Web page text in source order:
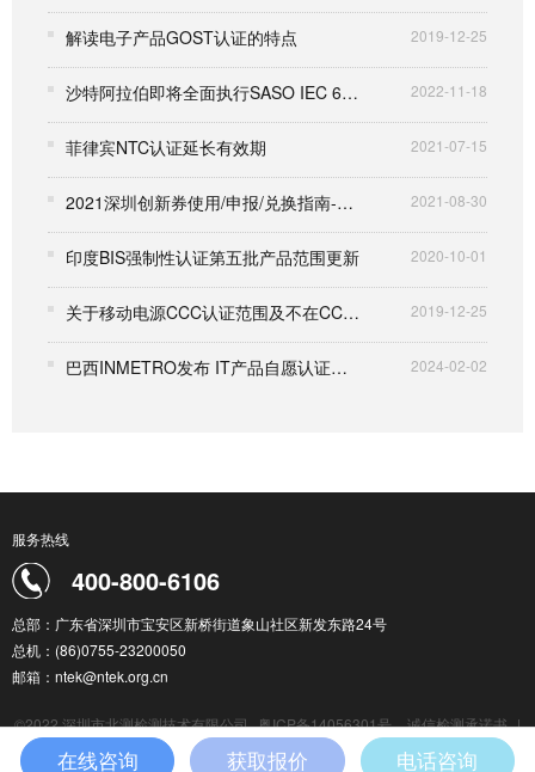
解读电子产品GOST认证的特点 2019-12-25
沙特阿拉伯即将全面执行SASO IEC 62368-1:2020标准 2022-11-18
菲律宾NTC认证延长有效期 2021-07-15
2021深圳创新券使用/申报/兑换指南-深圳科创委指定刷券机构 2021-08-30
印度BIS强制性认证第五批产品范围更新 2020-10-01
关于移动电源CCC认证范围及不在CCC认证范围的安全认证标准解读 2019-12-25
巴西INMETRO发布 IT产品自愿认证统一要求 2024-02-02
服务热线
400-800-6106
总部：广东省深圳市宝安区新桥街道象山社区新发东路24号
总机：(86)0755-23200050
邮箱：ntek@ntek.org.cn
©2022 深圳市北测检测技术有限公司 粤ICP备14056301号 诚信检测承诺书 |
|
在线咨询 获取报价 电话咨询